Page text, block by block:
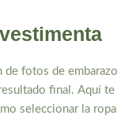
de fotos de embarazo
final. Aquí te
seleccionar la ropa